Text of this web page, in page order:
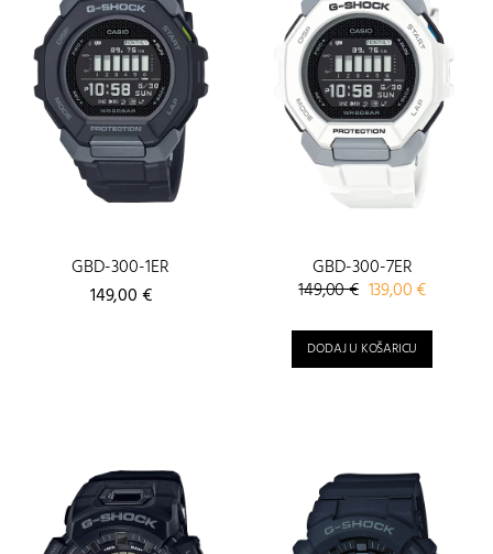
GBD-300-1ER
149,00€
GBD-300-7ER
149,00€ Izvorna
bila
je:
139,00€Trenutna
je:
139,00 €.
DODAJ U KOŠARICU